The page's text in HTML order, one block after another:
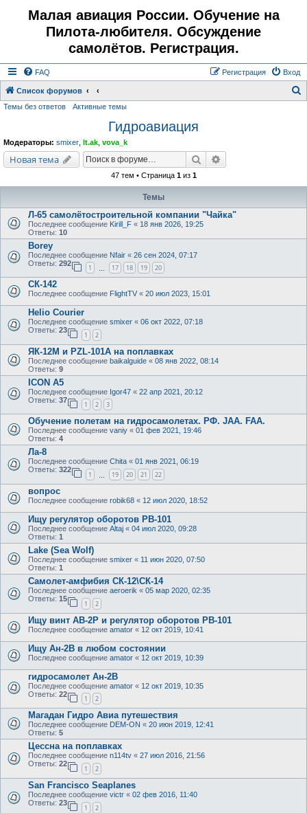
Малая авиация России. Обучение на
Пилота-любителя. Обсуждение
самолётов. Регистрация.
FAQ Вход
Регистрация
Список форумов
Темы без ответов Активные темы
Гидроавиация
Модераторы: smixer lt.ak vova_k
Новая тема Поиск
47 тем • Страница 1из 1
Темы
Л-65 самолётостроительной компании "Чайка"
Последнее сообщение Kirill_F « 18 янв 2026, 19:25
Ответы: 10
Borey
Последнее сообщение Nfair « 26 сен 2024, 07:17
Ответы: 292
1 17 18 19 20
СК-142
Последнее сообщение FlightTV « 20 июл 2023, 15:01
Helio Courier
Последнее сообщение smixer « 06 окт 2022, 07:18
Ответы: 23
1 2
ЯК-12М и PZL-101A на поплавках
Последнее сообщение baikalguide « 08 янв 2022, 08:14
Ответы: 9
ICON A5
Последнее сообщение Igor47 « 22 апр 2021, 20:12
Ответы: 37
1 2 3
Обучение полетам на гидросамолетах. РФ. JAA. FAA.
Последнее сообщение vaniy « 01 фев 2021, 19:46
Ответы: 4
Ла-8
Последнее сообщение Chita « 01 янв 2021, 06:19
Ответы: 322
1 19 20 21 22
вопрос
Последнее сообщение robik68 « 12 июл 2020, 18:52
Ищу регулятор оборотов РВ-101
Последнее сообщение Altaj « 04 июл 2020, 09:28
Ответы: 1
Lake (Sea Wolf)
Последнее сообщение smixer « 11 июн 2020, 07:50
Ответы: 1
Самолет-амфибия СК-12\СК-14
Последнее сообщение aeroerik « 05 мар 2020, 02:35
Ответы: 15
1 2
Ищу винт АВ-2Р и регулятор оборотов РВ-101
Последнее сообщение amator « 12 окт 2019, 10:41
Ищу Ан-2В в любом состоянии
Последнее сообщение amator « 12 окт 2019, 10:39
гидросамолет Ан-2В
Последнее сообщение amator « 12 окт 2019, 10:35
Ответы: 22
1 2
Магадан Гидро Авиа путешествия
Последнее сообщение DEM-ON « 20 июн 2019, 12:41
Ответы: 5
Цессна на поплавках
Последнее сообщение n114tv « 27 июл 2016, 21:56
Ответы: 22
1 2
San Francisco Seaplanes
Последнее сообщение victr « 02 фев 2016, 11:40
Ответы: 23
1 2